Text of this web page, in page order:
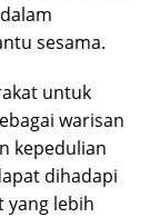
sesama.
untuk
warisan
kepedulian
dihadapi
yang lebih